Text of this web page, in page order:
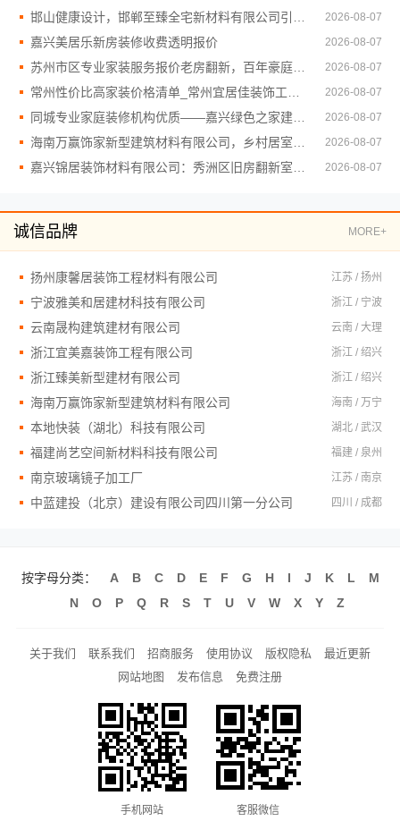
2026-08-07
嘉兴美居乐新房装修收费透明报价 2026-08-07
2026-08-07
2026-08-07
2026-08-07
2026-08-07
2026-08-07
诚信品牌 MORE+
扬州康馨居装饰工程材料有限公司 江苏 / 扬州
宁波雅美和居建材科技有限公司 浙江 / 宁波
云南晟构建筑建材有限公司 云南 / 大理
浙江宜美嘉装饰工程有限公司 浙江 / 绍兴
浙江臻美新型建材有限公司 浙江 / 绍兴
海南万赢饰家新型建筑材料有限公司 海南 / 万宁
本地快装（湖北）科技有限公司 湖北 / 武汉
福建尚艺空间新材料科技有限公司 福建 / 泉州
南京玻璃镜子加工厂 江苏 / 南京
中蓝建投（北京）建设有限公司四川第一分公司 四川 / 成都
按字母分类： A B C D E F G H I J K L
M
N
O P Q R S T U V W X Y Z
关于我们 联系我们 招商服务 使用协议 版权隐私
最近更新
网站地图
发布信息 免费注册
手机网站 客服微信